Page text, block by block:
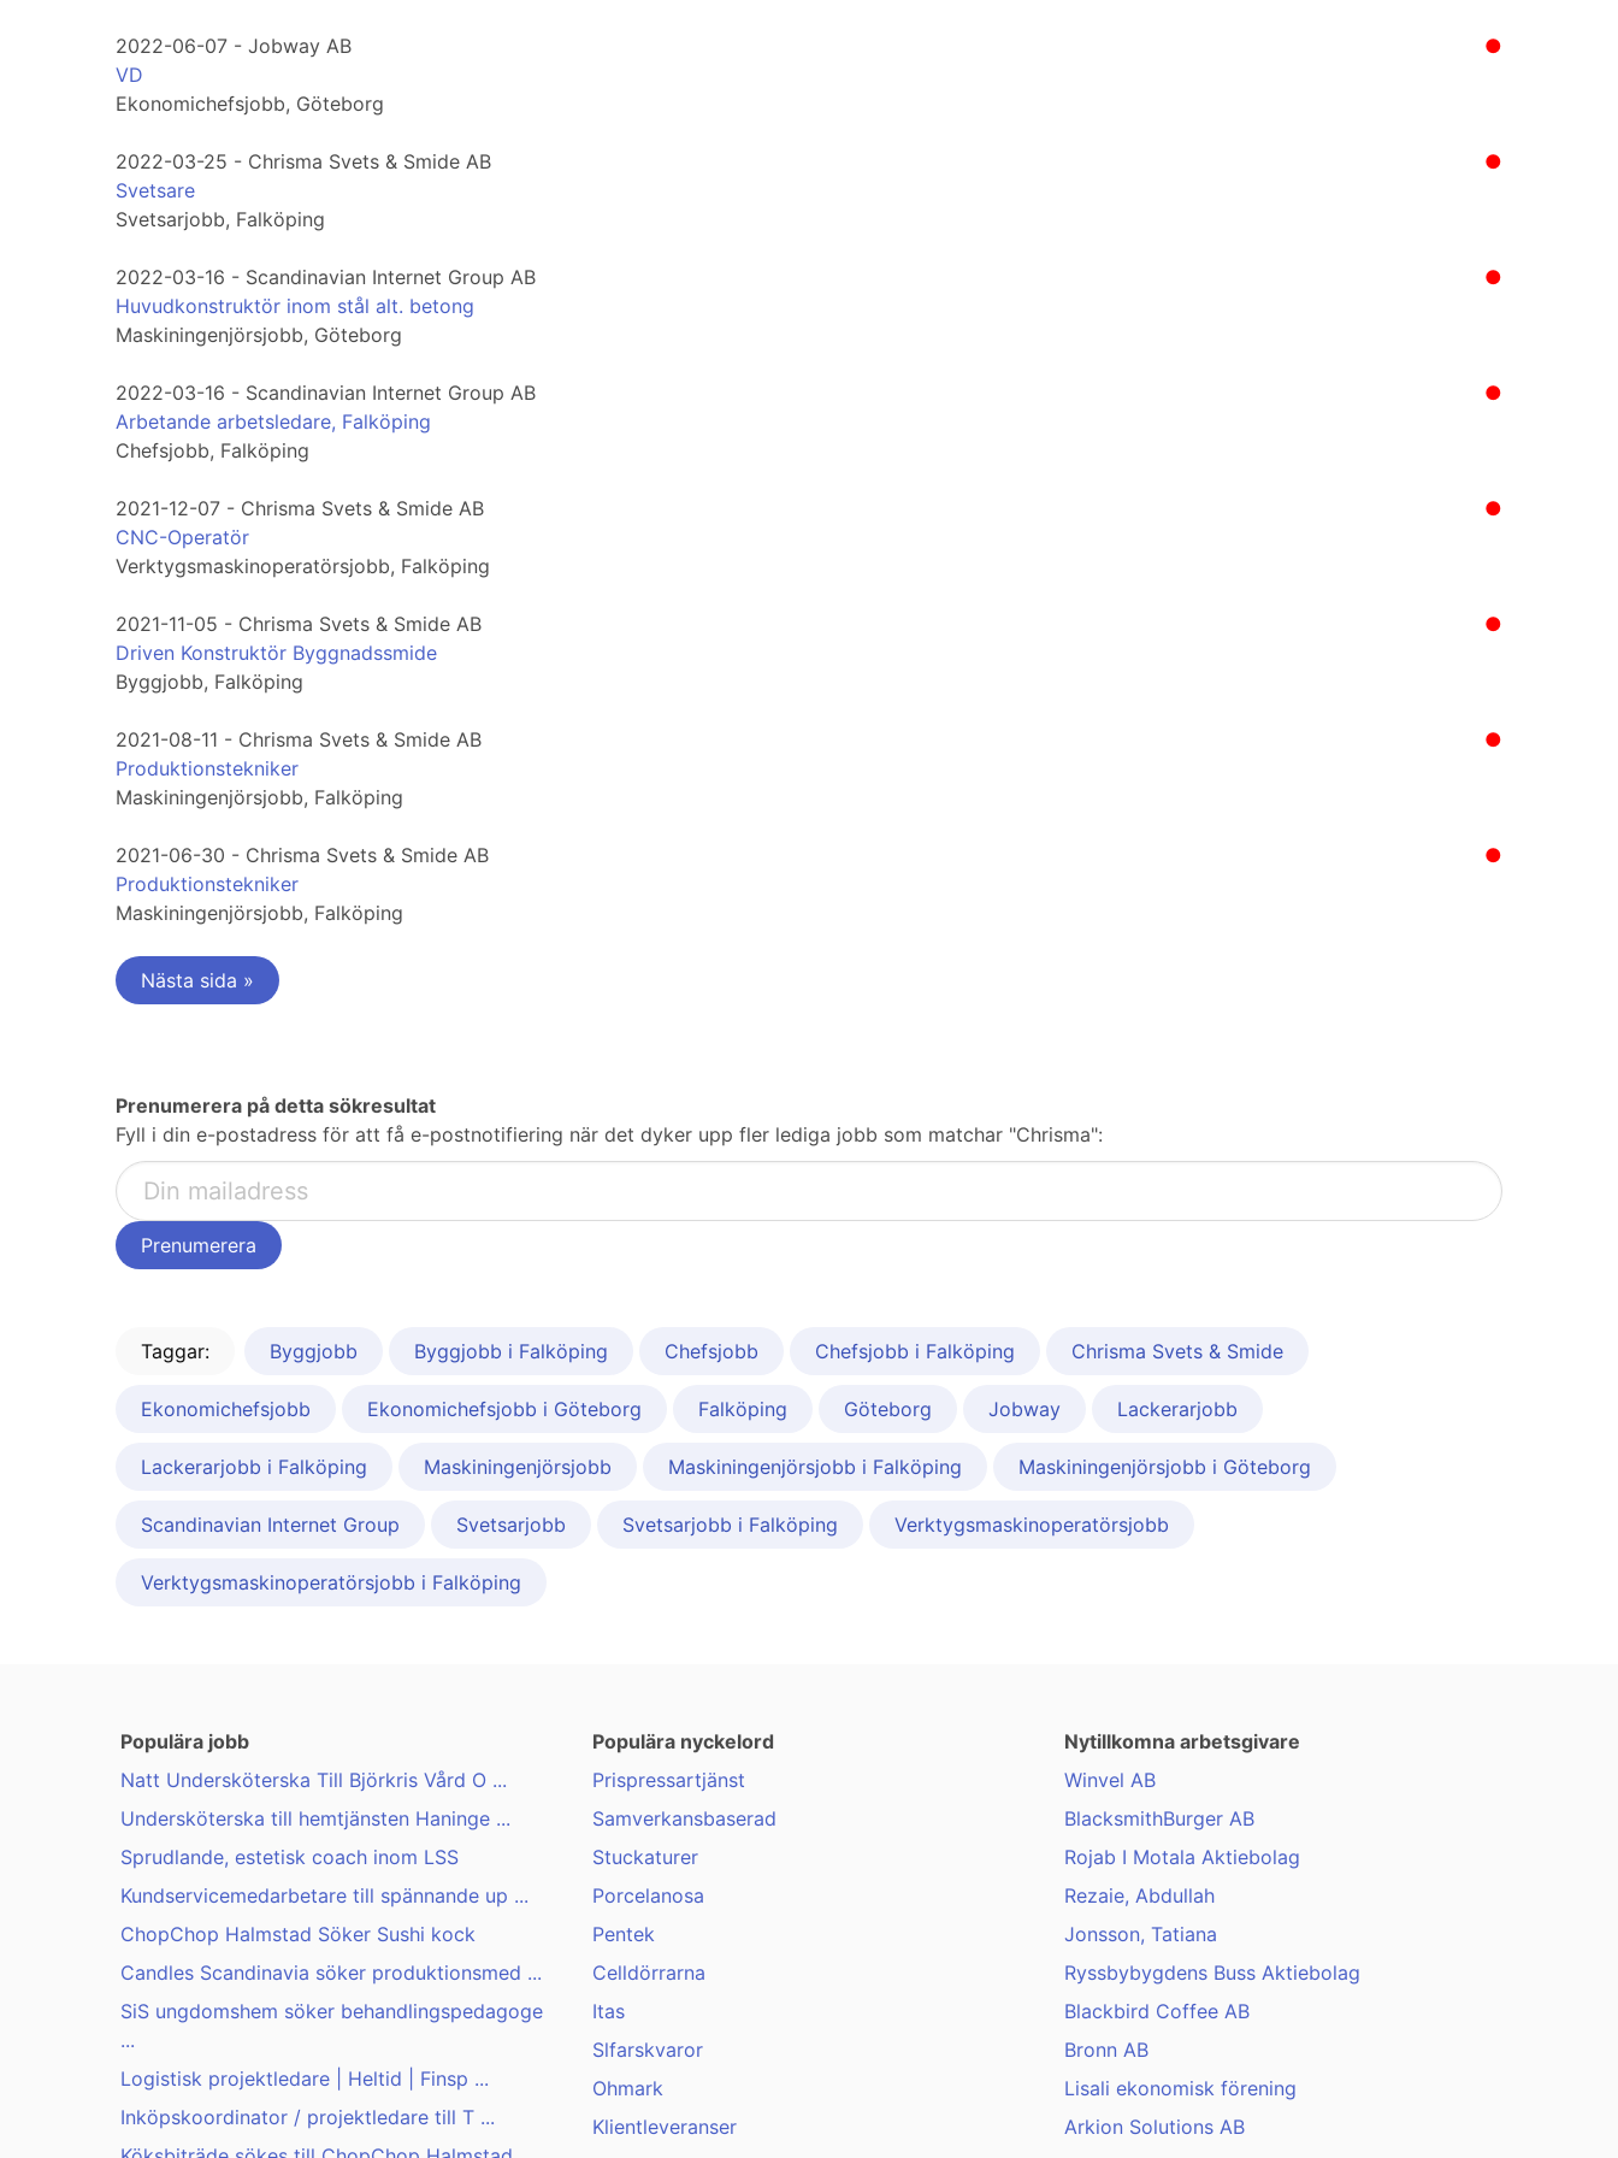
●
2022-06-07 - Jobway AB
VD
Ekonomichefsjobb, Göteborg
●
2022-03-25 - Chrisma Svets & Smide AB
Svetsare
Svetsarjobb, Falköping
●
2022-03-16 - Scandinavian Internet Group AB
Huvudkonstruktör inom stål alt. betong
Maskiningenjörsjobb, Göteborg
●
2022-03-16 - Scandinavian Internet Group AB
Arbetande arbetsledare, Falköping
Chefsjobb, Falköping
●
2021-12-07 - Chrisma Svets & Smide AB
CNC-Operatör
Verktygsmaskinoperatörsjobb, Falköping
●
2021-11-05 - Chrisma Svets & Smide AB
Driven Konstruktör Byggnadssmide
Byggjobb, Falköping
●
2021-08-11 - Chrisma Svets & Smide AB
Produktionstekniker
Maskiningenjörsjobb, Falköping
●
2021-06-30 - Chrisma Svets & Smide AB
Produktionstekniker
Maskiningenjörsjobb, Falköping
Nästa sida »
Prenumerera på detta sökresultat
Fyll i din e-postadress för att få e-postnotifiering när det dyker upp fler lediga jobb som matchar "Chrisma":
Taggar: Byggjobb Byggjobb i Falköping Chefsjobb Chefsjobb i Falköping Chrisma Svets & Smide
Ekonomichefsjobb Ekonomichefsjobb i Göteborg Falköping Göteborg Jobway Lackerarjobb
Lackerarjobb i Falköping Maskiningenjörsjobb Maskiningenjörsjobb i Falköping Maskiningenjörsjobb i Göteborg
Scandinavian Internet Group Svetsarjobb Svetsarjobb i Falköping Verktygsmaskinoperatörsjobb
Verktygsmaskinoperatörsjobb i Falköping
Populära jobb
Natt Undersköterska Till Björkris Vård O ...
Undersköterska till hemtjänsten Haninge ...
Sprudlande, estetisk coach inom LSS
Kundservicemedarbetare till spännande up ...
ChopChop Halmstad Söker Sushi kock
Candles Scandinavia söker produktionsmed ...
SiS ungdomshem söker behandlingspedagoge
...
Logistisk projektledare | Heltid | Finsp ...
Inköpskoordinator / projektledare till T ...
Populära nyckelord
Prispressartjänst
Samverkansbaserad
Stuckaturer
Porcelanosa
Pentek
Celldörrarna
Itas
Slfarskvaror
Ohmark
Klientleveranser
Nytillkomna arbetsgivare
Winvel AB
BlacksmithBurger AB
Rojab I Motala Aktiebolag
Rezaie, Abdullah
Jonsson, Tatiana
Ryssbybygdens Buss Aktiebolag
Blackbird Coffee AB
Bronn AB
Lisali ekonomisk förening
Arkion Solutions AB